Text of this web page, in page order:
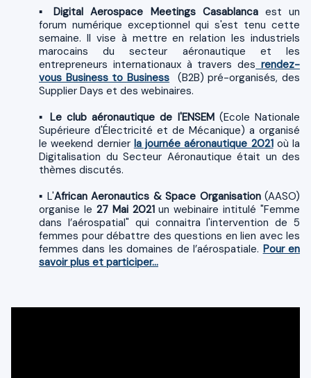
▪Digital Aerospace Meetings Casablanca est un
forum numérique exceptionnel qui s'est tenu cette
semaine. Il vise à mettre en relation les industriels
marocains du secteur aéronautique et les
entrepreneurs internationaux à travers des rendez-
vous Business to Business (B2B) pré-organisés, des
Supplier Days et des webinaires.
▪ Le club aéronautique de l'ENSEM(Ecole Nationale
Supérieure d'Électricité et de Mécanique) a organisé
le weekend dernier la journée aéronautique 2021où la
Digitalisation du Secteur Aéronautique était un des
thèmes discutés.
▪ L'African Aeronautics & Space Organisation(AASO)
organise le 27 Mai 2021un webinaire intitulé "Femme
dans l’aérospatial" qui connaitra l'intervention de 5
femmes pour débattre des questions en lien avec les
femmes dans les domaines de l’aérospatiale. Pour en
savoir plus et participer...